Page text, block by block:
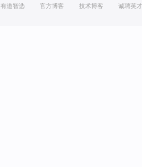
有道智选 官方博客 技术博客 诚聘英才